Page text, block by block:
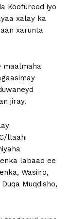
Koofureed iyo
xalay ka
xarunta
maalmaha
jiray.
llaahi
labaad ee
Wasiiro,
Muqdisho,